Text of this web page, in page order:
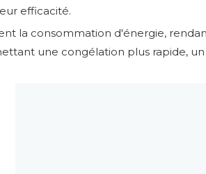
efficacité.
la consommation d'énergie,
une congélation plus rapide,